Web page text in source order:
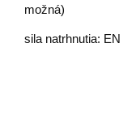
možná)
sila natrhnutia: